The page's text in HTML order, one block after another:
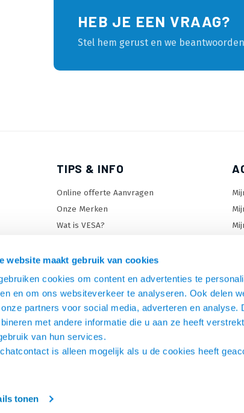
website maakt gebruik van cookies
cookies om content en advertenties te
en om ons websiteverkeer te analyseren. Ook delen
partners voor social media, adverteren en analyse.
met andere informatie die u aan ze heeft
van hun services.
is alleen mogelijk als u de cookies heeft
tonen
HEB JE EEN VRAAG?
Stel hem gerust en we
TIPS & INFO
Online offerte Aanvragen
Onze Merken
Wat is VESA?
TV standaard keuzehulp
TV lift keuzehulp
Monitorarm keuzehulp
SiteMap